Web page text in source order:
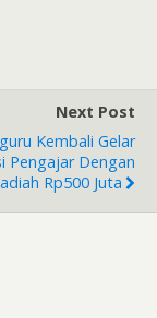
Next Post
Kembali Gelar
Pengajar Dengan
Rp500 Juta